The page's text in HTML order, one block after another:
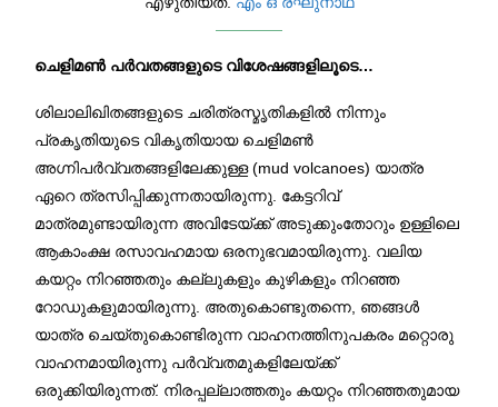
ചെളിമൺ പർവതങ്ങളുടെ വിശേഷങ്ങളിലൂടെ…
ശിലാലിഖിതങ്ങളുടെ ചരിത്രസ്മൃതികളിൽ നിന്നും
പ്രകൃതിയുടെ വികൃതിയായ ചെളിമൺ
അഗ്നിപർവ്വതങ്ങളിലേക്കുള്ള (mud volcanoes) യാത്ര
ഏറെ ത്രസിപ്പിക്കുന്നതായിരുന്നു. കേട്ടറിവ്
മാത്രമുണ്ടായിരുന്ന അവിടേയ്ക്ക് അടുക്കുംതോറും ഉള്ളിലെ
ആകാംക്ഷ രസാവഹമായ ഒരനുഭവമായിരുന്നു. വലിയ
കയറ്റം നിറഞ്ഞതും കല്ലുകളും കുഴികളും നിറഞ്ഞ
റോഡുകളുമായിരുന്നു. അതുകൊണ്ടുതന്നെ, ഞങ്ങൾ
യാത്ര ചെയ്തുകൊണ്ടിരുന്ന വാഹനത്തിനുപകരം മറ്റൊരു
വാഹനമായിരുന്നു പർവ്വതമുകളിലേയ്ക്ക്
ഒരുക്കിയിരുന്നത്. നിരപ്പല്ലാത്തതും കയറ്റം നിറഞ്ഞതുമായ